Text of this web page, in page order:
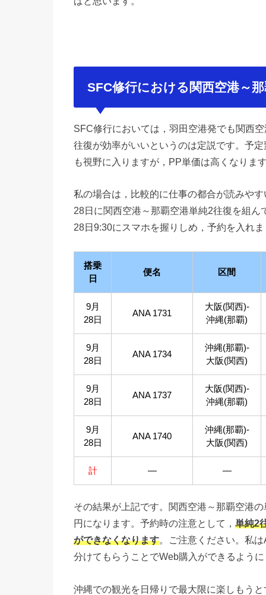
SFC修行における関西空港～
SFC修行においては，羽田空港発でも関西
往復が効率がいいというのは定説です。予
も視野に入りますが，PP単価は高くなりま
私の場合は，比較的に仕事の都合が読みや
28日に関西空港～那覇空港単純2往復を組
28日9:30にスマホを握りしめ，予約を入れ
搭乗
日
便名 区間
9月
28日
ANA 1731
大阪(関西)-
沖縄(那覇)
9月
28日
ANA 1734
沖縄(那覇)-
大阪(関西)
9月
28日
ANA 1737
大阪(関西)-
沖縄(那覇)
9月
28日
ANA 1740
沖縄(那覇)-
大阪(関西)
計 ― ―
その結果が上記です。関西空港～那覇空港
円になります。予約時の注意として， 単純2
ができなくなります。ご注意ください。私
分けてもらうことでWeb購入ができるよう
沖縄での観光を日帰りで最大限に楽しもう